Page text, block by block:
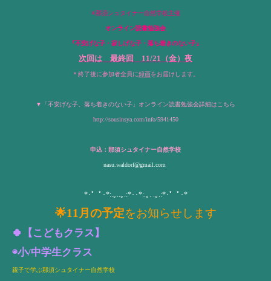
✳︎那須シュタイナー自然学校主催
オンライン読書勉強会
『不安げな子・寂しげな子・落ち着きのない子』
次回は 最終回 11/21（金）夜
＊終了後に参加者全員に録画をお届けします。
▼「不安げな子、落ち着きのない子」オンライン読書勉強会詳細はこちら
http://sousinsya.com/info/5941450
申込：那須シュタイナー自然学校
nasu.waldorf@gmail.com
*･゜ﾟ･*:.｡..｡.:*･･*:.｡. .｡.:*･゜ﾟ･*
🌟11 月の予定をお知らせします
🍀【こどもクラス】
◉小/中学生クラス
親子で学ぶ那須シュタイナー自然学校